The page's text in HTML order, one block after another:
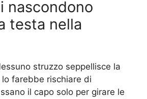
nascondono
testa nella
struzzo seppellisce la
farebbe rischiare di
il capo solo per girare le